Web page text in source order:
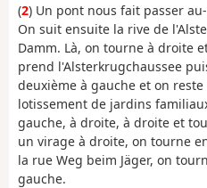
(2) Un pont nous fait passer
On suit ensuite la rive de
Damm. Là, on tourne à droite
prend l'Alsterkrugchaussee
deuxième à gauche et on
lotissement de jardins
gauche, à droite, à droite et
un virage à droite, on tourne
la rue Weg beim Jäger, on
gauche.